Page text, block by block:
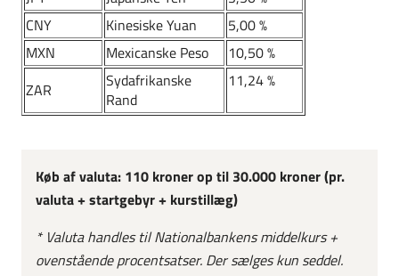
CNY
Kinesiske Yuan
5,00 %
MXN
Mexicanske Peso
10,50 %
ZAR
Sydafrikanske
Rand
11,24 %
Køb af valuta: 110 kroner op til 30.000 kroner (pr.
valuta + startgebyr + kurstillæg)
* Valuta handles til Nationalbankens middelkurs +
ovenstående procentsatser. Der sælges kun seddel.